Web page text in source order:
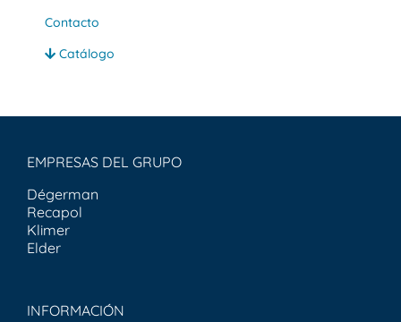
Contacto
Catálogo
EMPRESAS DEL GRUPO
Dégerman
Recapol
Klimer
Elder
INFORMACIÓN